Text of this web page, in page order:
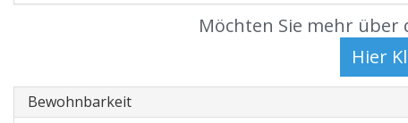
Möchten Sie mehr über
Bewohnbarkeit